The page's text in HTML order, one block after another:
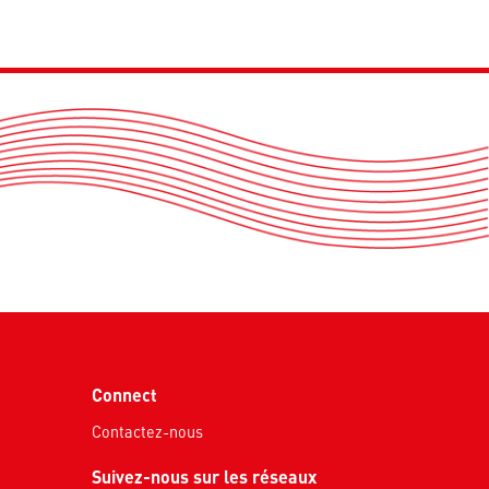
Connect
Contactez-nous
Suivez-nous sur les réseaux